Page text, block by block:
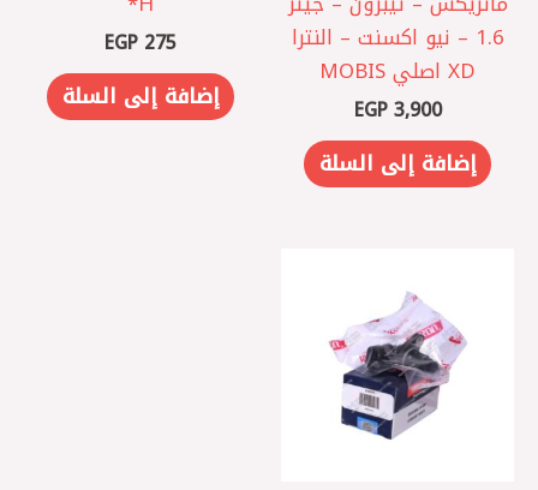
1.6 – نيو اكسنت – النترا
XD اصلي MOBIS
EGP3,900
إضافة إلى السلة
EGP 275
إضافة إلى السلة